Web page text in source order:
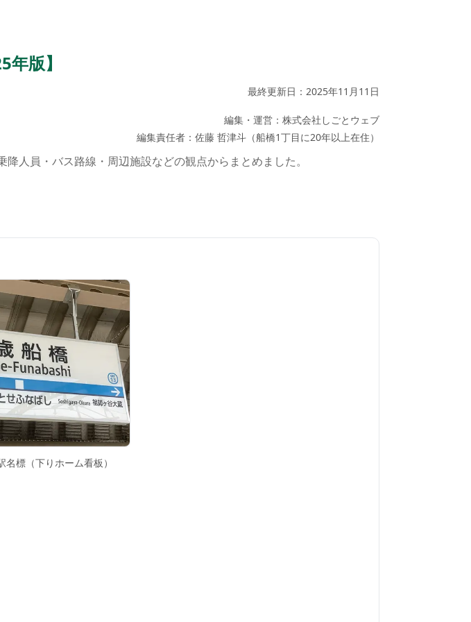
版】
最終更新日：2025年11月11日
編集・運営：株式会社しごとウェブ
編集責任者：佐藤 哲津斗（船橋1丁目に20年以上在住）
人員・バス路線・周辺施設などの観点からまとめました。
標（下りホーム看板）